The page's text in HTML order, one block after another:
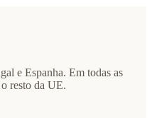
e Espanha. Em todas as
resto da UE.